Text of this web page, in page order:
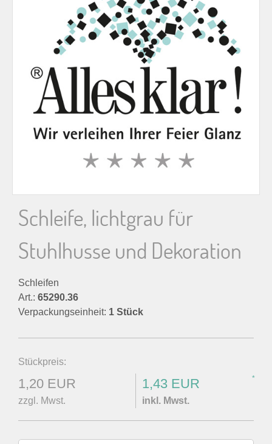
a
h
Schleife, lichtgrau für
Stuhlhusse und Dekoration
Schleifen
Art.: 65290.36
Verpackungseinheit: 1 Stück
Stückpreis:
1,20 EUR
zzgl. Mwst.
1,43 EUR *
inkl. Mwst.